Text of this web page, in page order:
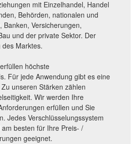
mit Einzelhandel, Handel
Behörden, nationalen und
Banken, Versicherungen,
und der private Sektor. Der
Marktes.
höchste
Für jede Anwendung gibt es eine
unseren Stärken zählen
Wir werden Ihre
erfüllen und Sie
Jedes Verschlüsselungssystem
besten für Ihre Preis- /
geeignet.